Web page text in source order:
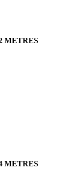
METRES
METRES